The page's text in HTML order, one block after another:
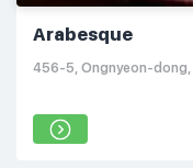
Arabesque
456-5, Ongnyeon-dong,